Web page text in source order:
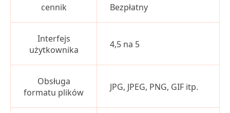
cennik Bezpłatny
Interfejs
użytkownika
4,5 na 5
Obsługa
formatu plików
JPG, JPEG, PNG, GIF itp.